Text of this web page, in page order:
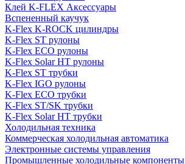
Клей K-FLEX Аксессуары
Вспененный каучук
K-Flex K-ROCK цилиндры
K-Flex ST рулоны
K-Flex ECO рулоны
K-Flex Solar HT рулоны
K-Flex ST трубки
K-Flex IGO рулоны
K-Flex ECO трубки
K-Flex ST/SK трубки
K-Flex Solar HT трубки
Холодильная техника
Коммерческая холодильная автоматика
Электронные системы управления
Промышленные холодильные компоненты